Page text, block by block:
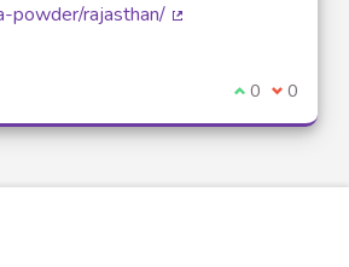
powder/rajasthan/
Je suis
0 Je ne
0